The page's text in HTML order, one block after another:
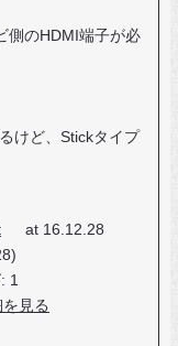
側のHDMI端子が必
けど、Stickタイプ
at 16.12.28
1
見る